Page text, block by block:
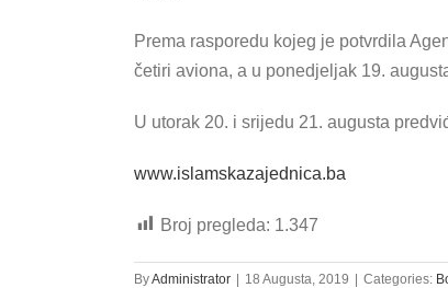
Prema rasporedu kojeg je potvrdila
četiri aviona, a u ponedjeljak 19.
U utorak 20. i srijedu 21. augusta
www.islamskazajednica.ba
Broj pregleda: 1.347
ByAdministrator | 18 Augusta, 2019 | Categories: